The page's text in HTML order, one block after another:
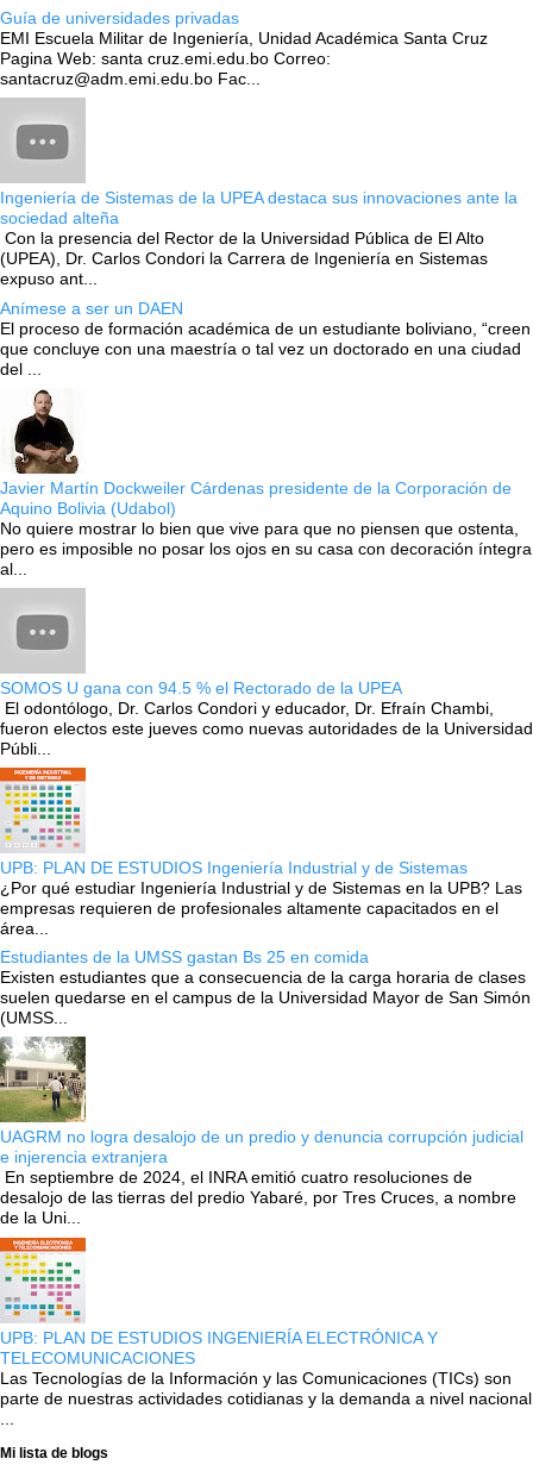
Guía de universidades privadas
EMI Escuela Militar de Ingeniería, Unidad Académica Santa Cruz
Pagina Web: santa cruz.emi.edu.bo Correo:
santacruz@adm.emi.edu.bo Fac...
Ingeniería de Sistemas de la UPEA destaca sus innovaciones ante la
sociedad alteña
Con la presencia del Rector de la Universidad Pública de El Alto
(UPEA), Dr. Carlos Condori la Carrera de Ingeniería en Sistemas
expuso ant...
Anímese a ser un DAEN
El proceso de formación académica de un estudiante boliviano, “creen
que concluye con una maestría o tal vez un doctorado en una ciudad
del ...
Javier Martín Dockweiler Cárdenas presidente de la Corporación de
Aquino Bolivia (Udabol)
No quiere mostrar lo bien que vive para que no piensen que ostenta,
pero es imposible no posar los ojos en su casa con decoración íntegra
al...
SOMOS U gana con 94.5 % el Rectorado de la UPEA
El odontólogo, Dr. Carlos Condori y educador, Dr. Efraín Chambi,
fueron electos este jueves como nuevas autoridades de la Universidad
Públi...
UPB: PLAN DE ESTUDIOS Ingeniería Industrial y de Sistemas
¿Por qué estudiar Ingeniería Industrial y de Sistemas en la UPB? Las
empresas requieren de profesionales altamente capacitados en el
área...
Estudiantes de la UMSS gastan Bs 25 en comida
Existen estudiantes que a consecuencia de la carga horaria de clases
suelen quedarse en el campus de la Universidad Mayor de San Simón
(UMSS...
UAGRM no logra desalojo de un predio y denuncia corrupción judicial
e injerencia extranjera
En septiembre de 2024, el INRA emitió cuatro resoluciones de
desalojo de las tierras del predio Yabaré, por Tres Cruces, a nombre
de la Uni...
UPB: PLAN DE ESTUDIOS INGENIERÍA ELECTRÓNICA Y
TELECOMUNICACIONES
Las Tecnologías de la Información y las Comunicaciones (TICs) son
parte de nuestras actividades cotidianas y la demanda a nivel nacional
Mi lista de blogs